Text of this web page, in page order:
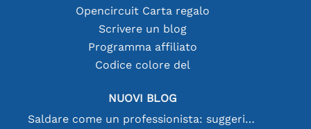
Opencircuit Carta regalo
Scrivere un blog
Programma affiliato
Codice colore del
NUOVI BLOG
Saldare come un professionista: suggerimenti per connessioni elettroniche perfette